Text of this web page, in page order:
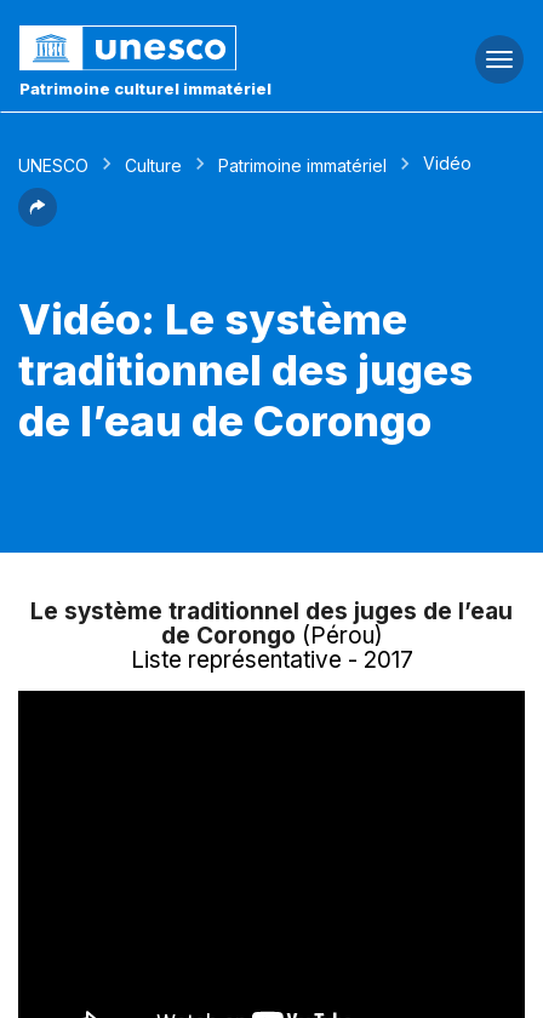
Patrimoine culturel immatériel
UNESCO Culture Patrimoine immatériel Vidéo
Vidéo: Le système
traditionnel des juges
de l’eau de Corongo
Le système traditionnel des juges de l’eau
de Corongo (Pérou)
Liste représentative - 2017